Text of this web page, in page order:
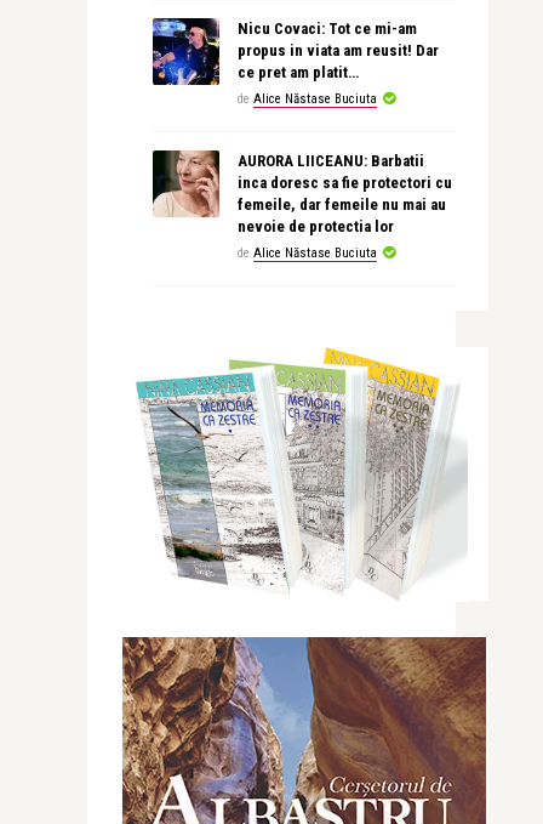
Nicu Covaci: Tot ce mi-am
propus in viata am reusit! Dar
ce pret am platit…
de Alice Năstase Buciuta
AURORA LIICEANU: Barbatii
inca doresc sa fie protectori cu
femeile, dar femeile nu mai au
nevoie de protectia lor
de Alice Năstase Buciuta